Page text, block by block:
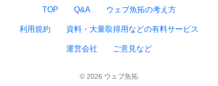
TOP Q&A ウェブ魚拓の考え方
利用規約 資料・大量取得用などの有料サービス
運営会社 ご意見など
© 2026 ウェブ魚拓